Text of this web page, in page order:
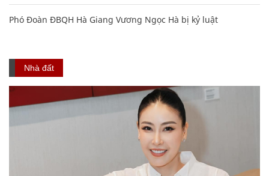
Phó Đoàn ĐBQH Hà Giang Vương Ngọc Hà bị kỷ luật
Nhà đất